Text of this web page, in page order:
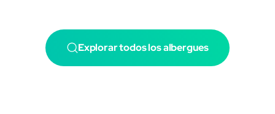
Explorar todos los albergues